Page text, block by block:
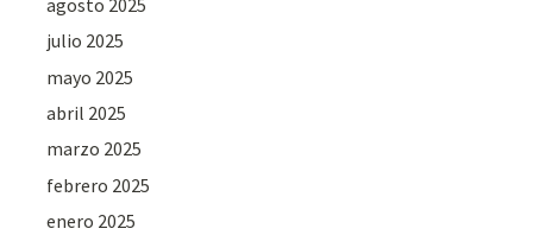
julio 2025
mayo 2025
abril 2025
marzo 2025
febrero 2025
enero 2025